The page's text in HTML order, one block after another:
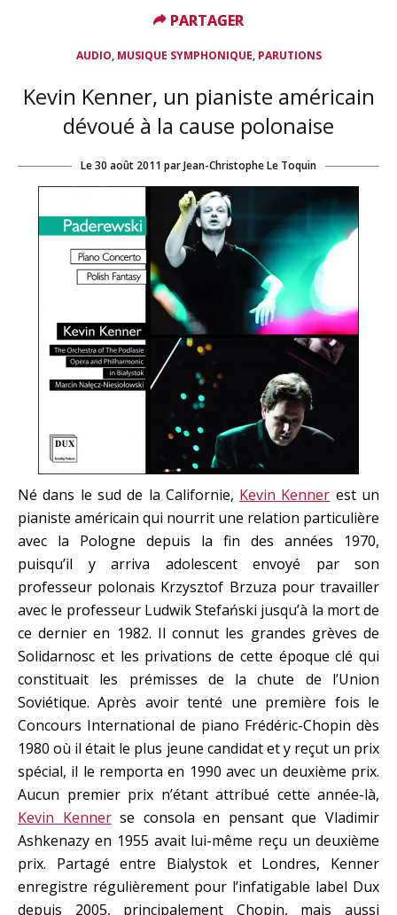
AUDIO, MUSIQUE SYMPHONIQUE, PARUTIONS
Kevin Kenner, un pianiste américain
dévoué à la cause polonaise
Le30 août 2011 parJean-Christophe Le Toquin
Né dans le sud de la Californie, Kevin Kenner est un
pianiste américain qui nourrit une relation particulière
avec la Pologne depuis la fin des années 1970,
puisqu’il y arriva adolescent envoyé par son
professeur polonais Krzysztof Brzuza pour travailler
avec le professeur Ludwik Stefański jusqu’à la mort de
ce dernier en 1982. Il connut les grandes grèves de
Solidarnosc et les privations de cette époque clé qui
constituait les prémisses de la chute de l’Union
Soviétique. Après avoir tenté une première fois le
Concours International de piano Frédéric-Chopin dès
1980 où il était le plus jeune candidat et y reçut un prix
spécial, il le remporta en 1990 avec un deuxième prix.
Aucun premier prix n’étant attribué cette année-là,
Kevin Kennerse consola en pensant que Vladimir
Ashkenazy en 1955 avait lui-même reçu un deuxième
prix. Partagé entre Bialystok et Londres, Kenner
enregistre régulièrement pour l’infatigable label Dux
depuis 2005, principalement Chopin, mais aussi
PARTAGER
PARTAGER